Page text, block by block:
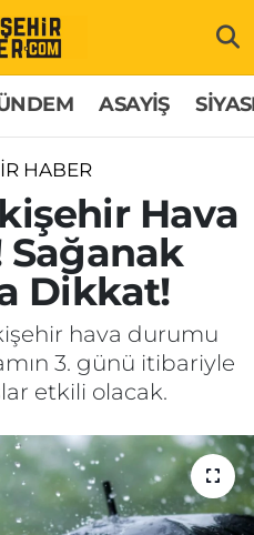
ASAYİŞ
HABER
Hava
Dikkat!
hava durumu
3. günü itibariyle
etkili olacak.
Haritası
ve Fikstür